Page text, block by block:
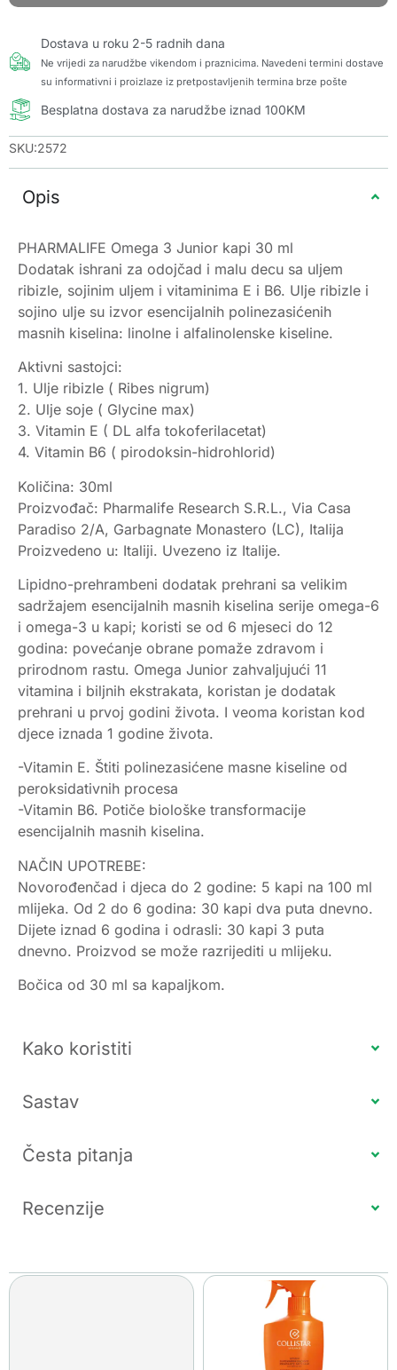
Dostava u roku 2-5 radnih dana
Ne vrijedi za narudžbe vikendom i praznicima. Navedeni termini dostave
su informativni i proizlaze iz pretpostavljenih termina brze pošte
Besplatna dostava za narudžbe iznad 100KM
SKU:2572
Opis
PHARMALIFE Omega 3 Junior kapi 30 ml
Dodatak ishrani za odojčad i malu decu sa uljem
ribizle, sojinim uljem i vitaminima E i B6. Ulje ribizle i
sojino ulje su izvor esencijalnih polinezasićenih
masnih kiselina: linolne i alfalinolenske kiseline.
Aktivni sastojci:
1. Ulje ribizle ( Ribes nigrum)
2. Ulje soje ( Glycine max)
3. Vitamin E ( DL alfa tokoferilacetat)
4. Vitamin B6 ( pirodoksin-hidrohlorid)
Količina: 30ml
Proizvođač: Pharmalife Research S.R.L., Via Casa
Paradiso 2/A, Garbagnate Monastero (LC), Italija
Proizvedeno u: Italiji. Uvezeno iz Italije.
Lipidno-prehrambeni dodatak prehrani sa velikim
sadržajem esencijalnih masnih kiselina serije omega-6
i omega-3 u kapi; koristi se od 6 mjeseci do 12
godina: povećanje obrane pomaže zdravom i
prirodnom rastu. Omega Junior zahvaljujući 11
vitamina i biljnih ekstrakata, koristan je dodatak
prehrani u prvoj godini života. I veoma koristan kod
djece iznada 1 godine života.
-Vitamin E. Štiti polinezasićene masne kiseline od
peroksidativnih procesa
-Vitamin B6. Potiče biološke transformacije
esencijalnih masnih kiselina.
NAČIN UPOTREBE:
Novorođenčad i djeca do 2 godine: 5 kapi na 100 ml
mlijeka. Od 2 do 6 godina: 30 kapi dva puta dnevno.
Dijete iznad 6 godina i odrasli: 30 kapi 3 puta
dnevno. Proizvod se može razrijediti u mlijeku.
Bočica od 30 ml sa kapaljkom.
Kako koristiti
Sastav
Česta pitanja
Recenzije